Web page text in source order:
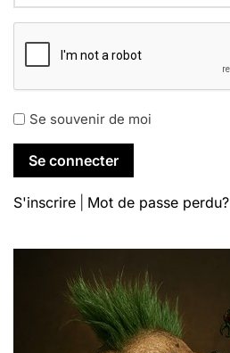
Se souvenir de moi
S'inscrire Mot de passe perdu?